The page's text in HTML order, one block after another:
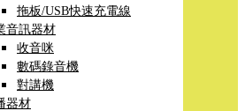
拖板/USB快速充電線
音訊器材
收音咪
數碼錄音機
對講機
器材